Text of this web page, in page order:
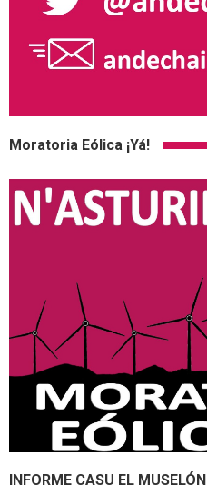
Moratoria Eólica ¡Yá!
INFORME CASU EL MUSELÓN